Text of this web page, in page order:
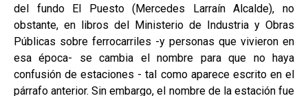
del fundo El Puesto (Mercedes Larraín Alcalde), no
obstante, en libros del Ministerio de Industria y Obras
Públicas sobre ferrocarriles -y personas que vivieron en
esa época- se cambia el nombre para que no haya
confusión de estaciones - tal como aparece escrito en el
párrafo anterior. Sin embargo, el nombre de la estación fue